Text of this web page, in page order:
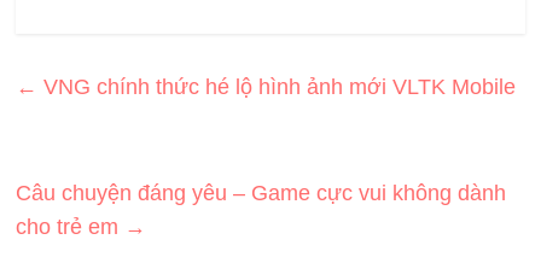
← VNG chính thức hé lộ hình ảnh mới VLTK Mobile
Câu chuyện đáng yêu – Game cực vui không dành
cho trẻ em →